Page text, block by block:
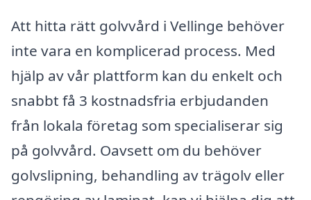
Att hitta rätt golvvård i Vellinge behöver
inte vara en komplicerad process. Med
hjälp av vår plattform kan du enkelt och
snabbt få 3 kostnadsfria erbjudanden
från lokala företag som specialiserar sig
på golvvård. Oavsett om du behöver
golvslipning, behandling av trägolv eller